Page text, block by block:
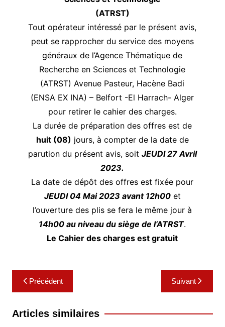
(ATRST)
Tout opérateur intéressé par le présent avis,
peut se rapprocher du service des moyens
généraux de l’Agence Thématique de
Recherche en Sciences et Technologie
(ATRST) Avenue Pasteur, Hacène Badi
(ENSA EX INA) – Belfort -El Harrach- Alger
pour retirer le cahier des charges.
La durée de préparation des offres est de
huit (08) jours, à compter de la date de
parution du présent avis, soit JEUDI 27 Avril
2023.
La date de dépôt des offres est fixée pour
JEUDI 04 Mai 2023 avant 12h00et
l’ouverture des plis se fera le même jour à
14h00 au niveau du siège de l’ATRST.
Le Cahier des charges est gratuit
Navigation
de
l’article
Précédent Suivant
Articles similaires